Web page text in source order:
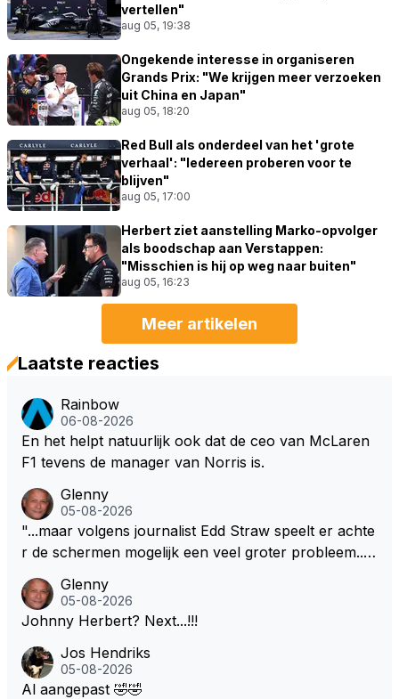
vertellen"
aug 05, 19:38
Ongekende interesse in organiseren
Grands Prix: "We krijgen meer verzoeken
uit China en Japan"
aug 05, 18:20
Red Bull als onderdeel van het 'grote
verhaal': "Iedereen proberen voor te
blijven"
aug 05, 17:00
Herbert ziet aanstelling Marko-opvolger
als boodschap aan Verstappen:
"Misschien is hij op weg naar buiten"
aug 05, 16:23
Meer artikelen
Laatste reacties
Rainbow
06-08-2026
En het helpt natuurlijk ook dat de ceo van McLaren
F1 tevens de manager van Norris is.
Glenny
05-08-2026
"...maar volgens journalist Edd Straw speelt er achte
r de schermen mogelijk een veel groter probleem..."
Glenny
05-08-2026
Johnny Herbert? Next...!!!
Jos Hendriks
05-08-2026
Al aangepast 🤣🤣